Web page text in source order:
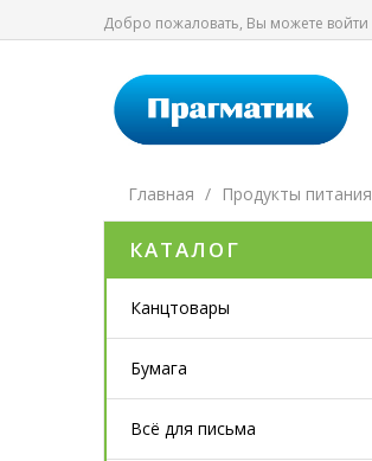
Добро пожаловать, Вы можете войти
Главная Продукты питания
КАТАЛОГ
Канцтовары
Бумага
Всё для письма